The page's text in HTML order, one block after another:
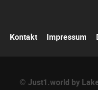
überspringen
Kontakt Impressum
© Just1.world by